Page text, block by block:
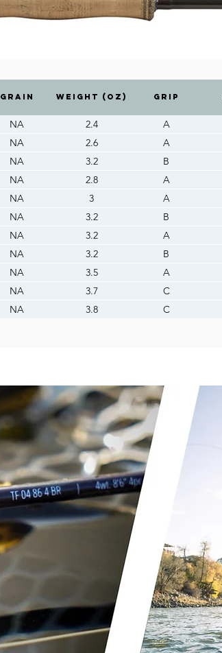
GRAIN WEIGHT (OZ) GRIP
NA 2.4 A
NA 2.6 A
NA 3.2 B
NA 2.8 A
NA 3 A
NA 3.2 B
NA 3.2 A
NA 3.2 B
NA 3.5 A
NA 3.7 C
NA 3.8 C